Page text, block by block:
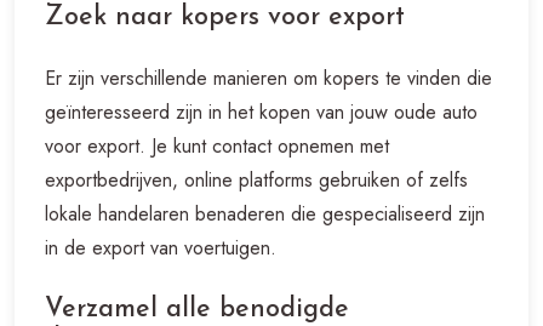
Zoek naar kopers voor export
Er zijn verschillende manieren om kopers te vinden die
geïnteresseerd zijn in het kopen van jouw oude auto
voor export. Je kunt contact opnemen met
exportbedrijven, online platforms gebruiken of zelfs
lokale handelaren benaderen die gespecialiseerd zijn
in de export van voertuigen.
Verzamel alle benodigde